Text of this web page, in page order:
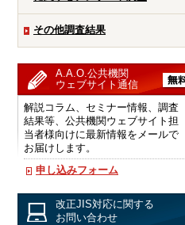
その他調査結果
A.A.O.公共機関
ウェブサイト通信
解説コラム、セミナー情報、調査
結果等、公共機関ウェブサイト担
当者様向けに最新情報をメールで
お届けします。
申し込みフォーム
改正JIS対応に関する
お問い合わせ